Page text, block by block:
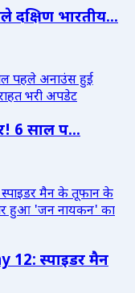
दक्षिण भारतीय...
6 साल प...
12: स्पाइडर मैन